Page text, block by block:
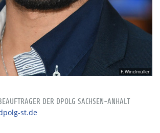
F. Windmüller
DER DPOLG SACHSEN-ANHALT
st.de